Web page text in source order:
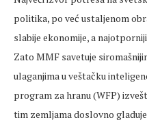
politika, po već ustaljenom
slabije ekonomije, a
Zato MMF savetuje
ulaganjima u veštačku
program za hranu (WFP)
tim zemljama doslovno